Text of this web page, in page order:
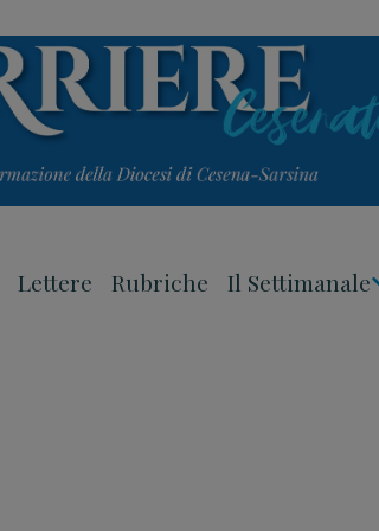
Lettere Rubriche Il Settimanale